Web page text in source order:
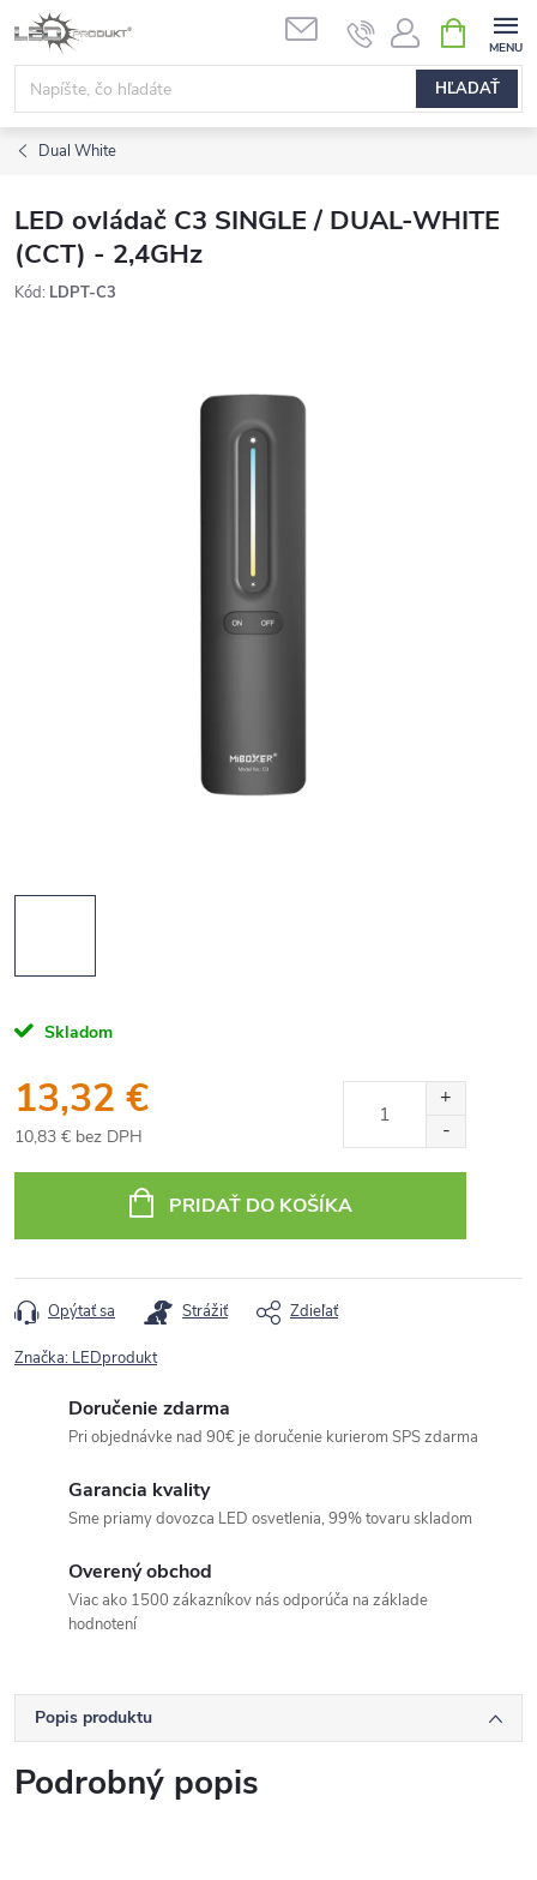
Prejsť
na
obsah
HĽADAŤ
KOŠÍK
Dual White
LED ovládač C3 SINGLE / DUAL-WHITE
(CCT) - 2,4GHz
Kód: LDPT-C3
Skladom
13,32 €
10,83 € bez DPH
cena:
PRIDAŤ DO KOŠÍKA
Opýtať sa Strážiť Zdieľať
Značka: LEDprodukt
Doručenie zdarma
Pri objednávke nad 90€ je doručenie kurierom SPS zdarma
Garancia kvality
Sme priamy dovozca LED osvetlenia, 99% tovaru skladom
Overený obchod
Viac ako 1500 zákazníkov nás odporúča na základe
hodnotení
Popis produktu
Podrobný popis